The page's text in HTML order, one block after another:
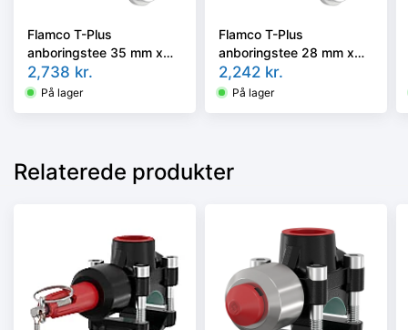
Flamco T-Plus
anboringstee 35 mm x
3/4''.
2,738 kr.
På lager
Flamco T-Plus
anboringstee 28 mm x
3/4''.
2,242 kr.
På lager
Relaterede produkter